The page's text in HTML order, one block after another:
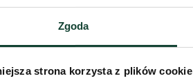
Zgoda
strona korzysta z plików cookie